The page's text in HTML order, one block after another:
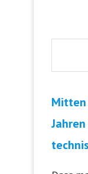
Mitten